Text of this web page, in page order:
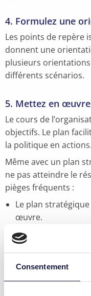
Consentement
4. Formulez une
Les points de repère
donnent une
plusieurs
différents scénarios.
5. Mettez en
Le cours de
objectifs. Le plan
la politique en actions.
Même avec un plan
ne pas atteindre le
pièges fréquents :
Le plan
œuvre.
Le plan
management.
Le plan
l’organisation ou
Le plan stratégique